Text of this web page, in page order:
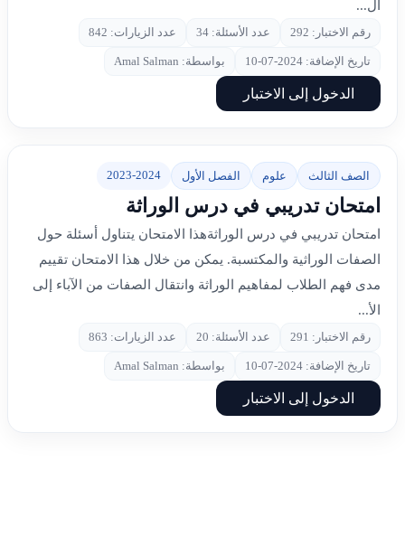
ال...
رقم الاختبار: 292 عدد الأسئلة: 34 عدد الزيارات: 842
تاريخ الإضافة: 2024-07-10 بواسطة: Amal Salman
الدخول إلى الاختبار
الصف الثالث علوم الفصل الأول 2023-2024
امتحان تدريبي في درس الوراثة
امتحان تدريبي في درس الوراثةهذا الامتحان يتناول أسئلة حول
الصفات الوراثية والمكتسبة. يمكن من خلال هذا الامتحان تقييم
مدى فهم الطلاب لمفاهيم الوراثة وانتقال الصفات من الآباء إلى
الأ...
رقم الاختبار: 291 عدد الأسئلة: 20 عدد الزيارات: 863
تاريخ الإضافة: 2024-07-10 بواسطة: Amal Salman
الدخول إلى الاختبار